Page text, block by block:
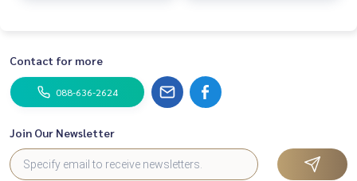
Contact for more
088-636-2624
Join Our Newsletter